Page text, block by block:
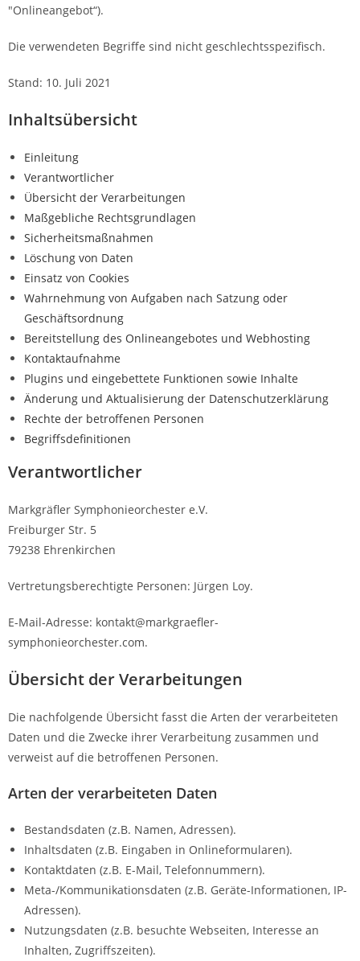
"Onlineangebot“).
Die verwendeten Begriffe sind nicht geschlechtsspezifisch.
Stand: 10. Juli 2021
Inhaltsübersicht
Einleitung
Verantwortlicher
Übersicht der Verarbeitungen
Maßgebliche Rechtsgrundlagen
Sicherheitsmaßnahmen
Löschung von Daten
Einsatz von Cookies
Wahrnehmung von Aufgaben nach Satzung oder
Geschäftsordnung
Bereitstellung des Onlineangebotes und Webhosting
Kontaktaufnahme
Plugins und eingebettete Funktionen sowie Inhalte
Änderung und Aktualisierung der Datenschutzerklärung
Rechte der betroffenen Personen
Begriffsdefinitionen
Verantwortlicher
Markgräfler Symphonieorchester e.V.
Freiburger Str. 5
79238 Ehrenkirchen
Vertretungsberechtigte Personen: Jürgen Loy.
E-Mail-Adresse: kontakt@markgraefler-
symphonieorchester.com.
Übersicht der Verarbeitungen
Die nachfolgende Übersicht fasst die Arten der verarbeiteten
Daten und die Zwecke ihrer Verarbeitung zusammen und
verweist auf die betroffenen Personen.
Arten der verarbeiteten Daten
Bestandsdaten (z.B. Namen, Adressen).
Inhaltsdaten (z.B. Eingaben in Onlineformularen).
Kontaktdaten (z.B. E-Mail, Telefonnummern).
Meta-/Kommunikationsdaten (z.B. Geräte-Informationen, IP-
Adressen).
Nutzungsdaten (z.B. besuchte Webseiten, Interesse an
Inhalten, Zugriffszeiten).